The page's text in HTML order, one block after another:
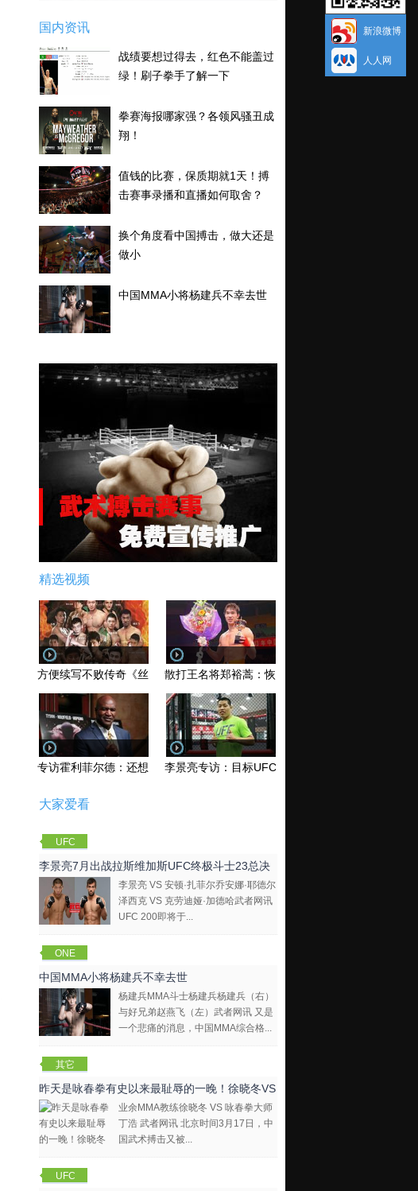
国内资讯
战绩要想过得去，红色不能盖过
绿！刷子拳手了解一下
拳赛海报哪家强？各领风骚丑成
翔！
值钱的比赛，保质期就1天！搏
击赛事录播和直播如何取舍？
换个角度看中国搏击，做大还是
做小
中国MMA小将杨建兵不幸去世
精选视频
方便续写不败传奇《丝路英雄》太原站全场视频
散打王名将郑裕蒿：恢复训练 有望回归擂台
专访霍利菲尔德：还想再和泰森干一架！李景亮专访：目标UFC金腰带 不做打酱油
大家爱看
UFC
李景亮7月出战拉斯维加斯UFC终极斗士23总决
李景亮 VS 安顿·扎菲尔乔安娜·耶德尔
泽西克 VS 克劳迪娅·加德哈武者网讯
UFC 200即将于...
ONE
Champions
hip
中国MMA小将杨建兵不幸去世
杨建兵MMA斗士杨建兵杨建兵（右）
与好兄弟赵燕飞（左）武者网讯 又是
一个悲痛的消息，中国MMA综合格...
其它
昨天是咏春拳有史以来最耻辱的一晚！徐晓冬VS
咏春拳大师
业余MMA教练徐晓冬 VS 咏春拳大师
丁浩 武者网讯 北京时间3月17日，中
国武术搏击又被...
UFC
新浪微博
人人网